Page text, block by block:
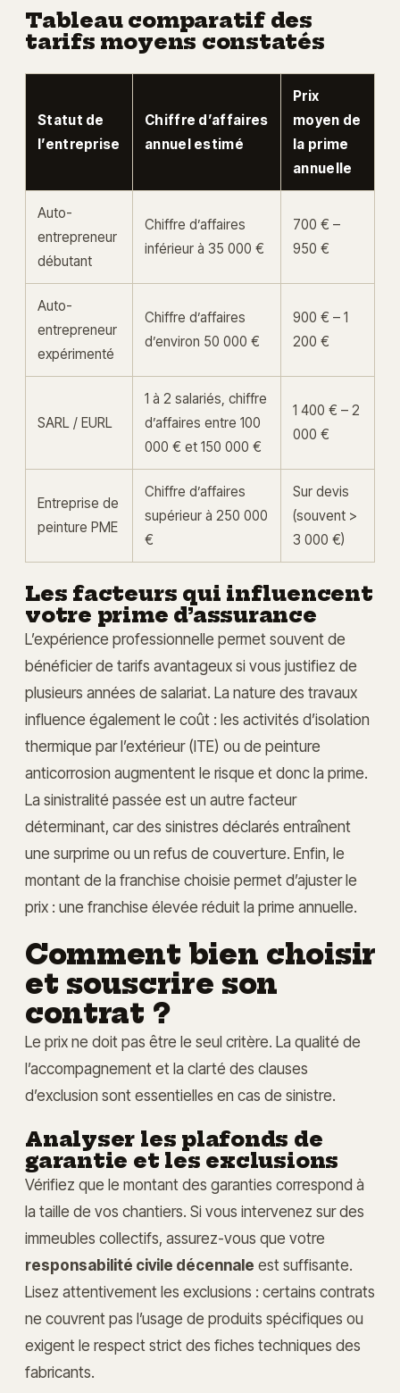
Tableau comparatif des
tarifs moyens constatés
Statut de
l’entreprise
Chiffre d’affaires
annuel estimé
Prix
moyen de
la prime
annuelle
Auto-
entrepreneur
débutant
Chiffre d’affaires
inférieur à 35 000 €
700 € –
950 €
Auto-
entrepreneur
expérimenté
Chiffre d’affaires
d’environ 50 000 €
900 € – 1
200 €
SARL / EURL
1 à 2 salariés, chiffre
d’affaires entre 100
000 € et 150 000 €
1 400 € – 2
000 €
Entreprise de
peinture PME
Chiffre d’affaires
supérieur à 250 000
€
Sur devis
(souvent >
3 000 €)
Les facteurs qui influencent
votre prime d’assurance
L’expérience professionnelle permet souvent de
bénéficier de tarifs avantageux si vous justifiez de
plusieurs années de salariat. La nature des travaux
influence également le coût : les activités d’isolation
thermique par l’extérieur (ITE) ou de peinture
anticorrosion augmentent le risque et donc la prime.
La sinistralité passée est un autre facteur
déterminant, car des sinistres déclarés entraînent
une surprime ou un refus de couverture. Enfin, le
montant de la franchise choisie permet d’ajuster le
prix : une franchise élevée réduit la prime annuelle.
Comment bien choisir
et souscrire son
contrat ?
Le prix ne doit pas être le seul critère. La qualité de
l’accompagnement et la clarté des clauses
d’exclusion sont essentielles en cas de sinistre.
Analyser les plafonds de
garantie et les exclusions
Vérifiez que le montant des garanties correspond à
la taille de vos chantiers. Si vous intervenez sur des
immeubles collectifs, assurez-vous que votre
responsabilité civile décennale est suffisante.
Lisez attentivement les exclusions : certains contrats
ne couvrent pas l’usage de produits spécifiques ou
exigent le respect strict des fiches techniques des
fabricants.